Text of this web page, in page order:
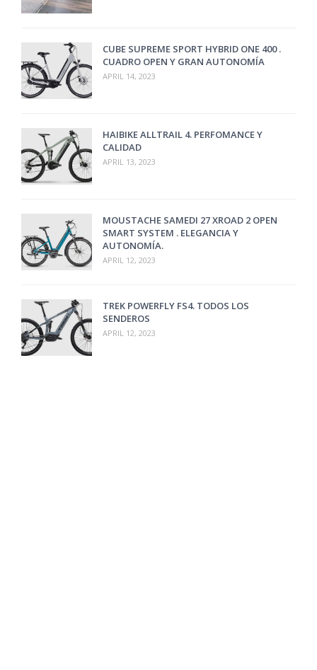
CUBE SUPREME SPORT HYBRID ONE 400 .
CUADRO OPEN Y GRAN AUTONOMÍA
APRIL 14, 2023
HAIBIKE ALLTRAIL 4. PERFOMANCE Y
CALIDAD
APRIL 13, 2023
MOUSTACHE SAMEDI 27 XROAD 2 OPEN
SMART SYSTEM . ELEGANCIA Y
AUTONOMÍA.
APRIL 12, 2023
TREK POWERFLY FS4. TODOS LOS
SENDEROS
APRIL 12, 2023